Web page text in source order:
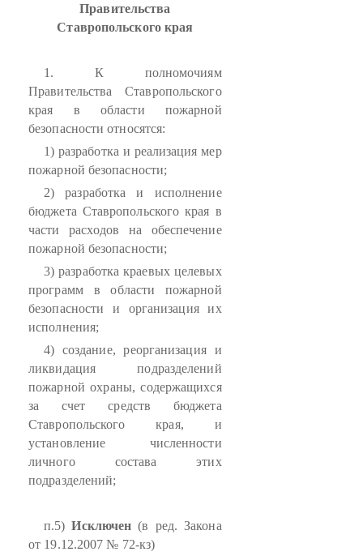
Правительства
Ставропольского края
1. К полномочиям
Правительства Ставропольского
края в области пожарной
безопасности относятся:
1) разработка и реализация мер
пожарной безопасности;
2) разработка и исполнение
бюджета Ставропольского края в
части расходов на обеспечение
пожарной безопасности;
3) разработка краевых целевых
программ в области пожарной
безопасности и организация их
исполнения;
4) создание, реорганизация и
ликвидация подразделений
пожарной охраны, содержащихся
за счет средств бюджета
Ставропольского края, и
установление численности
личного состава этих
подразделений;
п.5)Исключен (в ред. Закона
от 19.12.2007 № 72-кз)